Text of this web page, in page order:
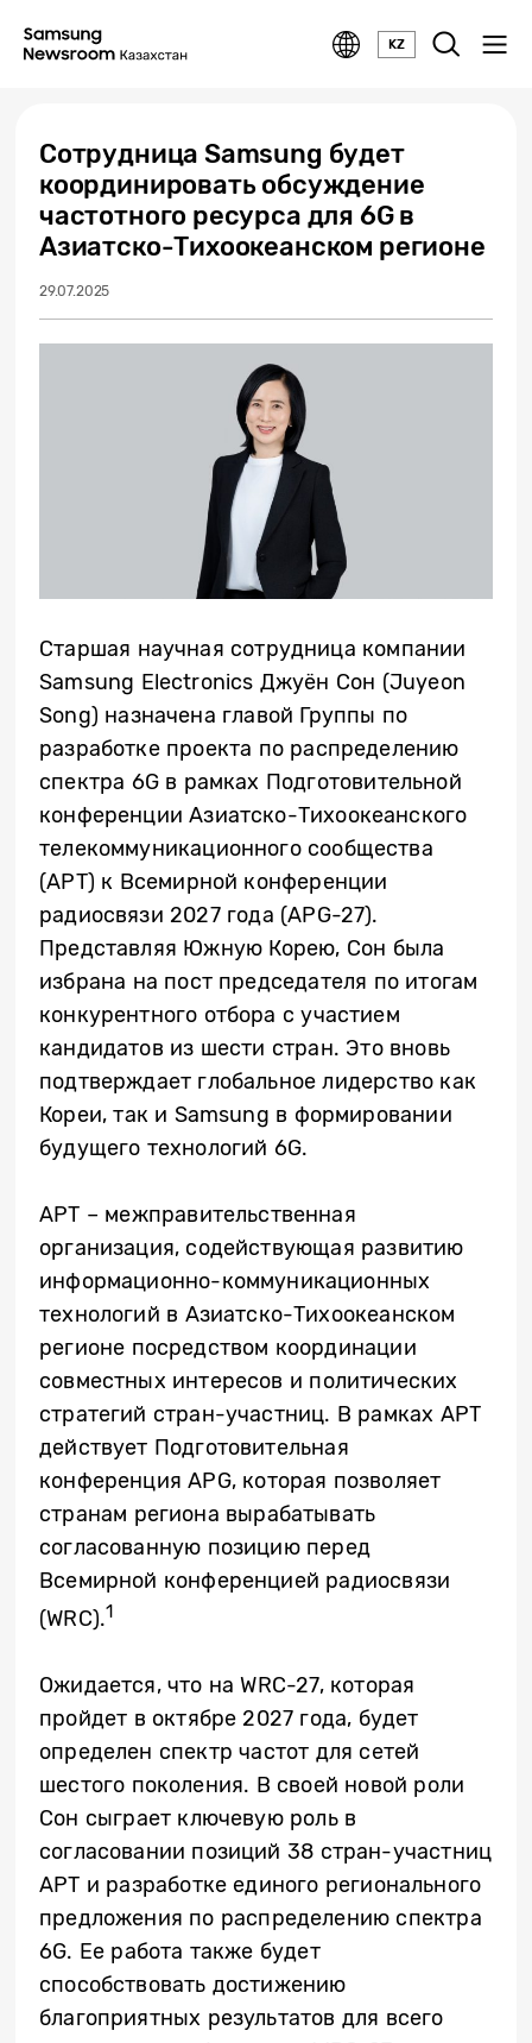
KZ
Сотрудница Samsung будет
координировать обсуждение
частотного ресурса для 6G в
Азиатско-Тихоокеанском регионе
29.07.2025
Старшая научная сотрудница компании
Samsung Electronics Джуён Сон (Juyeon
Song) назначена главой Группы по
разработке проекта по распределению
спектра 6G в рамках Подготовительной
конференции Азиатско-Тихоокеанского
телекоммуникационного сообщества
(APT) к Всемирной конференции
радиосвязи 2027 года (APG-27).
Представляя Южную Корею, Сон была
избрана на пост председателя по итогам
конкурентного отбора с участием
кандидатов из шести стран. Это вновь
подтверждает глобальное лидерство как
Кореи, так и Samsung в формировании
будущего технологий 6G.
APT – межправительственная
организация, содействующая развитию
информационно-коммуникационных
технологий в Азиатско-Тихоокеанском
регионе посредством координации
совместных интересов и политических
стратегий стран-участниц. В рамках APT
действует Подготовительная
конференция APG, которая позволяет
странам региона вырабатывать
согласованную позицию перед
Всемирной конференцией радиосвязи
(WRC).1
Ожидается, что на WRC-27, которая
пройдет в октябре 2027 года, будет
определен спектр частот для сетей
шестого поколения. В своей новой роли
Сон сыграет ключевую роль в
согласовании позиций 38 стран-участниц
APT и разработке единого регионального
предложения по распределению спектра
6G. Ее работа также будет
способствовать достижению
благоприятных результатов для всего